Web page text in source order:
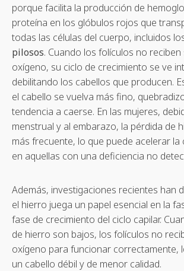
porque facilita la producción de
proteína en los glóbulos rojos que
todas las células del cuerpo, incluidos
pilosos. Cuando los folículos no
oxígeno, su ciclo de crecimiento se ve
debilitando los cabellos que producen.
el cabello se vuelva más fino,
tendencia a caerse. En las mujeres,
menstrual y al embarazo, la pérdida de
más frecuente, lo que puede acelerar la
en aquellas con una deficiencia no
Además, investigaciones recientes han
el hierro juega un papel esencial en la
fase de crecimiento del ciclo capilar.
de hierro son bajos, los folículos no
oxígeno para funcionar correctamente,
un cabello débil y de menor calidad.